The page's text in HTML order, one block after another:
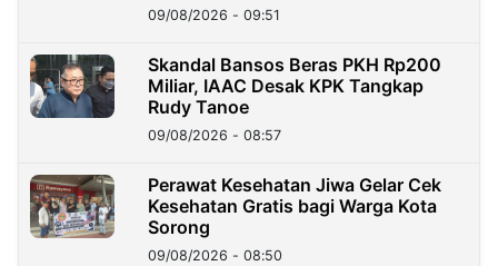
09/08/2026 - 09:51
Skandal Bansos Beras PKH Rp200
Miliar, IAAC Desak KPK Tangkap
Rudy Tanoe
09/08/2026 - 08:57
Perawat Kesehatan Jiwa Gelar Cek
Kesehatan Gratis bagi Warga Kota
Sorong
09/08/2026 - 08:50